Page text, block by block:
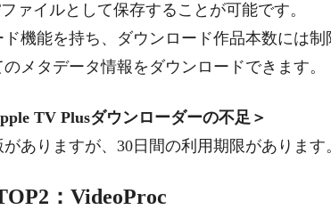
ァイルとして保存することが可能です。
機能を持ち、ダウンロード作品本数には制
メタデータ情報をダウンロードできます。
TV Plusダウンローダーの不足＞
ありますが、30日間の利用期限があります
：VideoProc